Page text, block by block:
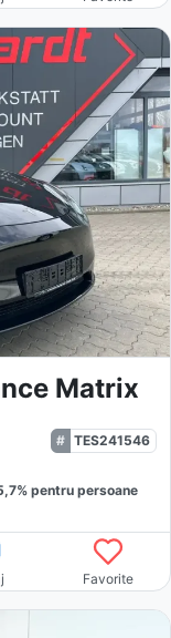
Matrix
TES241546
% pentru persoane
Favorite